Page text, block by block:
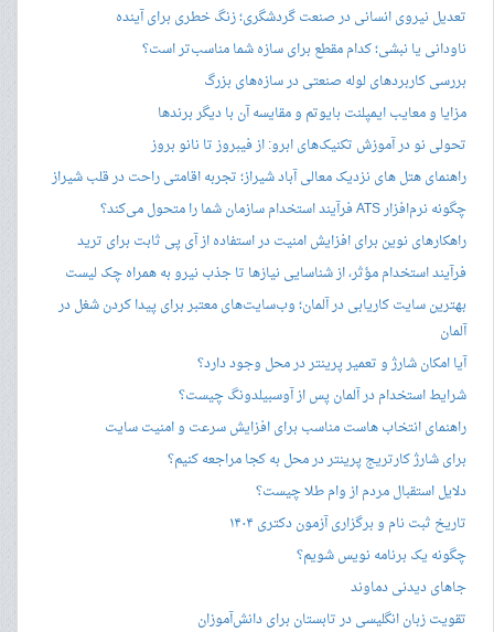
تعدیل نیروی انسانی در صنعت گردشگری؛ زنگ خطری برای آینده
ناودانی یا نبشی؛ کدام مقطع برای سازه شما مناسب‌تر است؟
بررسی کاربردهای لوله صنعتی در سازه‌های بزرگ
مزایا و معایب ایمپلنت بایوتم و مقایسه آن با دیگر برندها
تحولی نو در آموزش تکنیک‌های ابرو: از فیبروز تا نانو بروز
راهنمای هتل های نزدیک معالی آباد شیراز؛ تجربه اقامتی راحت در قلب شیراز
چگونه نرم‌افزار ATS فرآیند استخدام سازمان شما را متحول می‌کند؟
راهکارهای نوین برای افزایش امنیت در استفاده از آی پی ثابت برای ترید
فرآیند استخدام مؤثر، از شناسایی نیازها تا جذب نیرو به همراه چک لیست
بهترین سایت کاریابی در آلمان؛ وب‌سایت‌های معتبر برای پیدا کردن شغل در
آلمان
آیا امکان شارژ و تعمیر پرینتر در محل وجود دارد؟
شرایط استخدام در آلمان پس از آوسبیلدونگ چیست؟
راهنمای انتخاب هاست مناسب برای افزایش سرعت و امنیت سایت
برای شارژ کارتریج پرینتر در محل به کجا مراجعه کنیم؟
دلایل استقبال مردم از وام طلا چیست؟
تاریخ ثبت نام و برگزاری آزمون دکتری ۱۴۰۴
چگونه یک برنامه نویس شویم؟
جاهای دیدنی دماوند
تقویت زبان انگلیسی در تابستان برای دانش‌آموزان